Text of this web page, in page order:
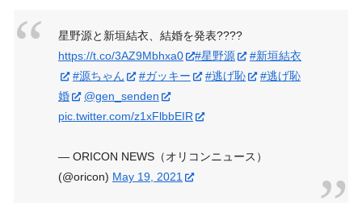
星野源と新垣結衣、結婚を発表????
https://t.co/3AZ9Mbhxa0
#星野源
#新垣結衣
#源ちゃん
#ガッキー #逃げ恥
#逃げ恥
婚
@gen_senden
pic.twitter.com/z1xFlbbEIR
— ORICON NEWS（オリコンニュース）
(@oricon) May 19, 2021